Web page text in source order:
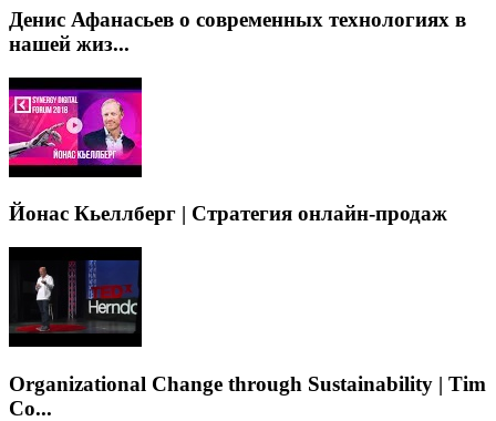
Денис Афанасьев о современных технологиях в
нашей жиз...
Йонас Кьеллберг | Стратегия онлайн-продаж
Organizational Change through Sustainability | Tim
Co...